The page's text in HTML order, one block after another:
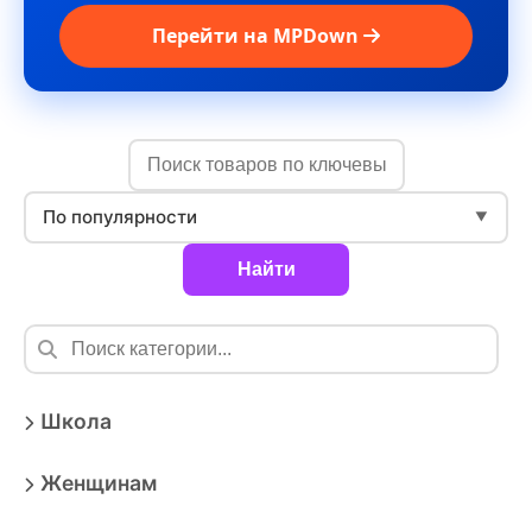
Перейти на MPDown
По популярности ▼
Найти
Школа
Женщинам